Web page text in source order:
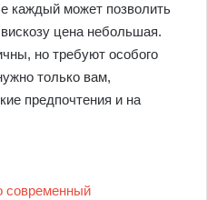
каждый может позволить
цена небольшая.
но требуют особого
только вам,
предпочтения и на
современный